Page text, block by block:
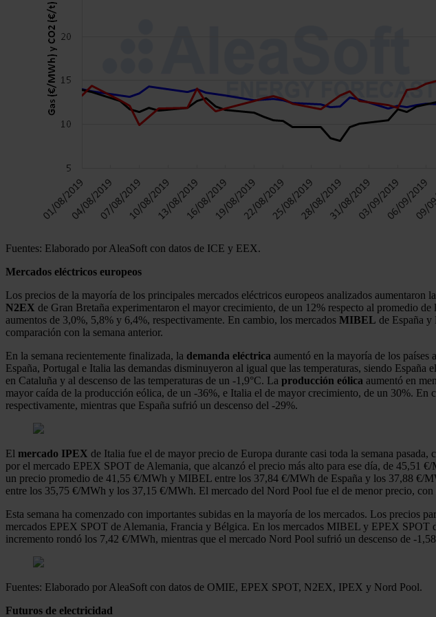
Fuentes: Elaborado por AleaSoft con datos de ICE y EEX.
Mercados eléctricos europeos
Los precios de la mayoría de los principales mercados eléctricos europeos analizados aumentaron
N2EX de Gran Bretaña experimentaron el mayor crecimiento, de un 12% respecto al promedio
aumentos de 3,0%, 5,8% y 6,4%, respectivamente. En cambio, los mercados MIBEL de España y
comparación con la semana anterior.
En la semana recientemente finalizada, la demanda eléctrica aumentó en la mayoría de los países
España, Portugal e Italia las demandas disminuyeron al igual que las temperaturas, siendo
en Cataluña y al descenso de las temperaturas de un ‑1,9°C. La producción eólica aumentó en
mayor caída de la producción eólica, de un ‑36%, e Italia el de mayor crecimiento, de un 30%. En
respectivamente, mientras que España sufrió un descenso del ‑29%.
El mercado IPEX de Italia fue el de mayor precio de Europa durante casi toda la semana
por el mercado EPEX SPOT de Alemania, que alcanzó el precio más alto para ese día, de 45,51
un precio promedio de 41,55 €/MWh y MIBEL entre los 37,84 €/MWh de España y los 37,88 €/
entre los 35,75 €/MWh y los 37,15 €/MWh. El mercado del Nord Pool fue el de menor precio,
Esta semana ha comenzado con importantes subidas en la mayoría de los mercados. Los precios
mercados EPEX SPOT de Alemania, Francia y Bélgica. En los mercados MIBEL y EPEX
incremento rondó los 7,42 €/MWh, mientras que el mercado Nord Pool sufrió un descenso de
Fuentes: Elaborado por AleaSoft con datos de OMIE, EPEX SPOT, N2EX, IPEX y Nord Pool.
Futuros de electricidad